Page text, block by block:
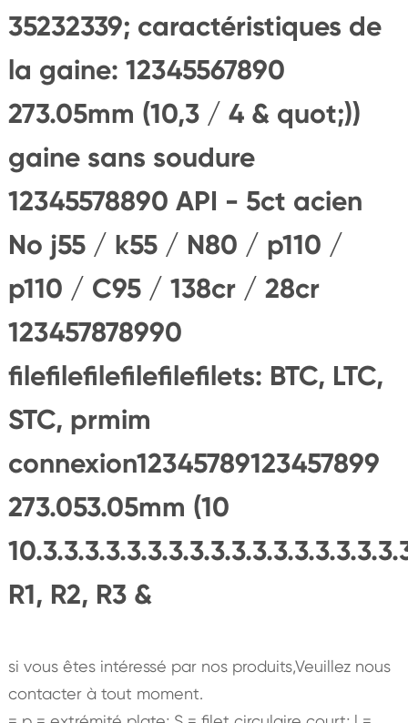
35232339; caractéristiques de
la gaine: 12345567890
273.05mm (10,3 / 4 & quot;))
gaine sans soudure
12345578890 API - 5ct acien
No j55 / k55 / N80 / p110 /
p110 / C95 / 138cr / 28cr
123457878990
filefilefilefilefilefilets: BTC, LTC,
STC, prmim
connexion12345789123457899
273.053.05mm (10
R1, R2, R3 &
si vous êtes intéressé par nos produits,Veuillez nous
contacter à tout moment.